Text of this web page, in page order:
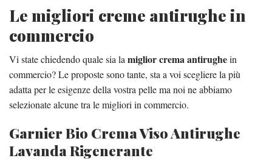
Le migliori creme antirughe in
commercio
Vi state chiedendo quale sia lamiglior crema antirughein
commercio? Le proposte sono tante, sta a voi scegliere la più
adatta per le esigenze della vostra pelle ma noi ne abbiamo
selezionate alcune tra le migliori in commercio.
Garnier Bio Crema Viso Antirughe
Lavanda Rigenerante